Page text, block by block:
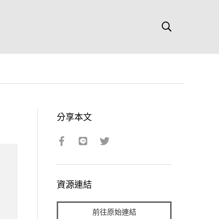
分享本文
資源連結
前往原始連結